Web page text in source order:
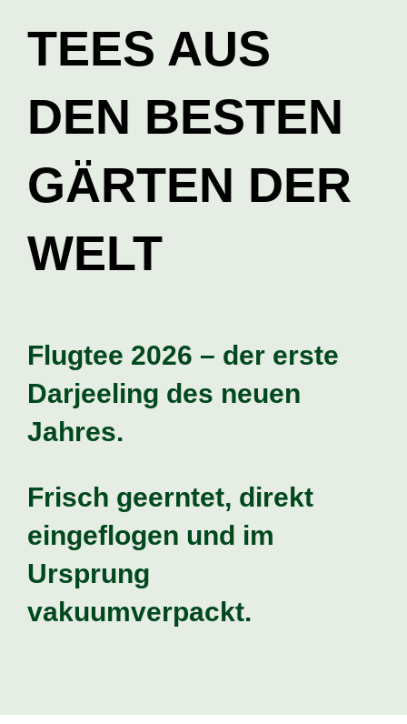
TEES AUS
DEN BESTEN
GÄRTEN DER
WELT
Flugtee 2026 – der erste
Darjeeling des neuen
Jahres.
Frisch geerntet, direkt
eingeflogen und im
Ursprung
vakuumverpackt.